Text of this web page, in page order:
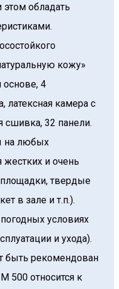
обладать
кожу»
4
латексная камера с
сшивка, 32 панели.
на любых
жестких и очень
твердые
в зале и т.п.).
условиях
и ухода).
быть рекомендован
500 относится к